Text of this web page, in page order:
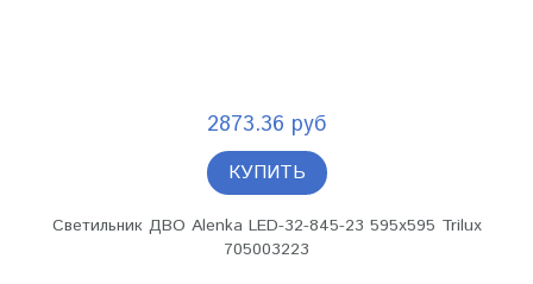
2873.36 руб
КУПИТЬ
Светильник ДВО Alenka LED-32-845-23 595х595 Trilux
705003223